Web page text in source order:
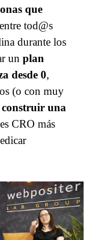
que
tod@s
durante los
un plan
desde 0,
(o con muy
construir una
CRO más